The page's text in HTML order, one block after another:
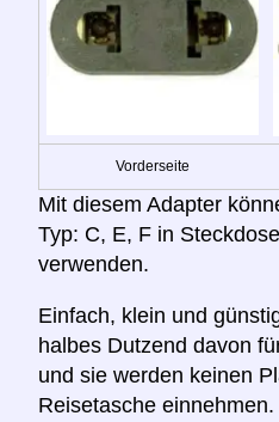
Vorderseite
Mit diesem Adapter
Typ: C, E, F in
verwenden.
Einfach, klein und
halbes Dutzend davon
und sie werden keinen
Reisetasche